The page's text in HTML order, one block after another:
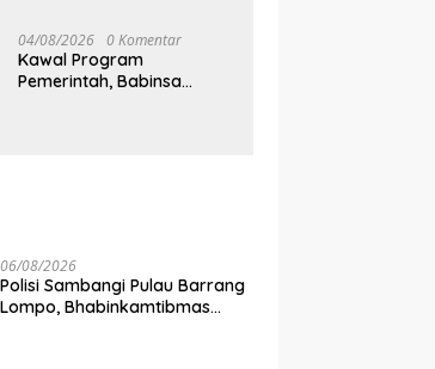
Gelar Karya Bakti
Bersama Pemdes Jipang
04/08/2026 0 Komentar
Kawal Program
Pemerintah, Babinsa
06/08/2026
Polisi Sambangi Pulau Barrang
Lompo, Bhabinkamtibmas